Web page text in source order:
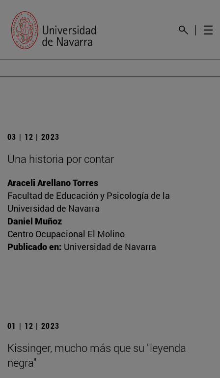
03 | 12 | 2023
Una historia por contar
Araceli Arellano Torres
Facultad de Educación y Psicología de la
Universidad de Navarra
Daniel Muñoz
Centro Ocupacional El Molino
Publicado en: Universidad de Navarra
01 | 12 | 2023
Kissinger, mucho más que su "leyenda
negra"